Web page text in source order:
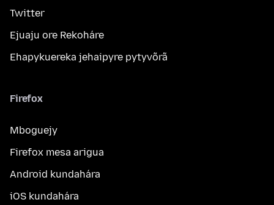
Twitter
Ejuaju ore Rekoháre
Ehapykuereka jehaipyre pytyvõrã
Firefox
Mboguejy
Firefox mesa arigua
Android kundahára
iOS kundahára